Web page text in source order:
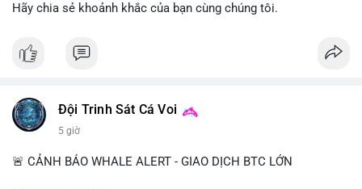
ra.
các sàn lớn trong 24-48 giờ tới. Tránh hành động theo cảm
thời điểm này.
#aplucban
Hãy chia sẻ khoảnh khắc của bạn cùng chúng tôi.
Đội Trinh Sát Cá Voi
5 giờ
🚨 CẢNH BÁO WHALE ALERT - GIAO DỊCH BTC LỚN